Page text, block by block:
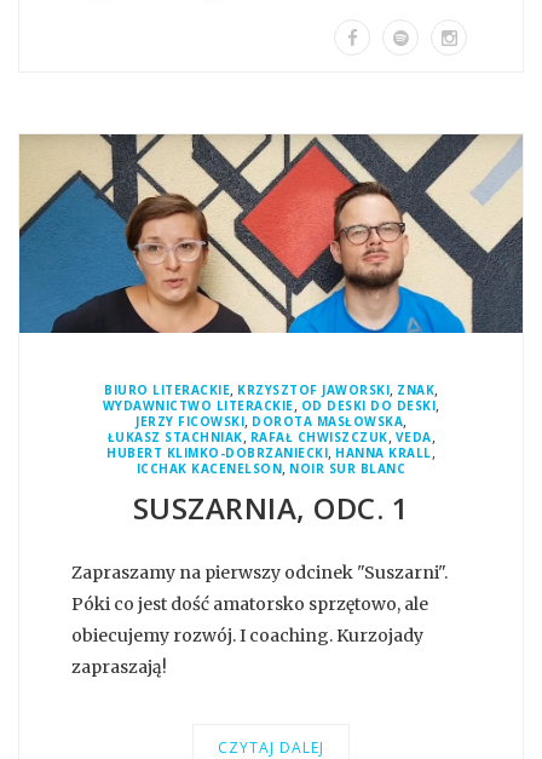
BIURO LITERACKIE, KRZYSZTOF JAWORSKI, ZNAK,
WYDAWNICTWO LITERACKIE, OD DESKI DO DESKI,
JERZY FICOWSKI, DOROTA MASŁOWSKA,
ŁUKASZ STACHNIAK, RAFAŁ CHWISZCZUK, VEDA,
HUBERT KLIMKO-DOBRZANIECKI, HANNA KRALL,
ICCHAK KACENELSON, NOIR SUR BLANC
SUSZARNIA, ODC. 1
Zapraszamy na pierwszy odcinek "Suszarni".
Póki co jest dość amatorsko sprzętowo, ale
obiecujemy rozwój. I coaching. Kurzojady
zapraszają!
CZYTAJ DALEJ